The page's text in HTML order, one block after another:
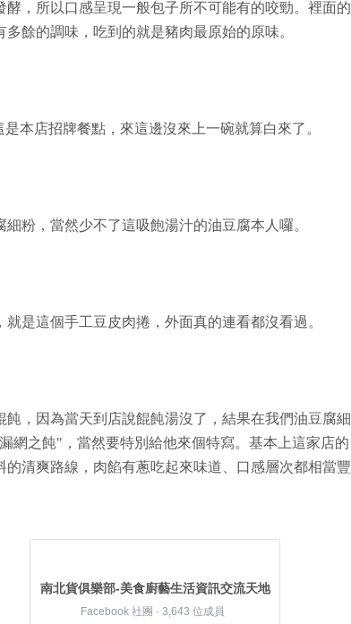
酵，所以口感呈現一般包子所不可能有的咬勁。裡面的
多餘的調味，吃到的就是豬肉最原始的原味。
本店招牌餐點，來這邊沒來上一碗就算白來了。
細粉，當然少不了這吸飽湯汁的油豆腐本人囉。
是這個手工豆皮肉捲，外面真的連看都沒看過。
飩，因為當天到店說餛飩湯沒了，結果在我們油豆腐細
網之飩"，當然要特別給他來個特寫。基本上這家店的
的清爽路線，肉餡有蔥吃起來味道、口感層次都相當豐
南北貨俱樂部-美食廚藝生活資訊交流天地
Facebook 社團 · 3,643 位成員